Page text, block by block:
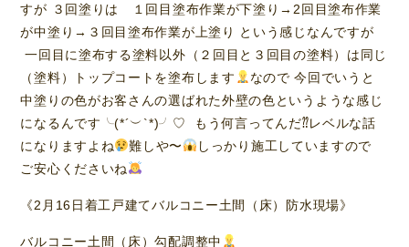
すが ３回塗りは １回目塗布作業が下塗り→2回目塗布作業
が中塗り→３回目塗布作業が上塗り という感じなんですが
一回目に塗布する塗料以外（２回目と３回目の塗料）は同じ
（塗料）トップコートを塗布します
なので 今回でいうと
中塗りの色がお客さんの選ばれた外壁の色というような感じ
になるんです╰(*´︶`*)╯♡ もう何言ってんだ⁇レベルな話
になりますよね
難しや〜
しっかり施工していますので
ご安心くださいね
《2月16日着工戸建てバルコニー土間（床）防水現場》
バルコニー土間（床）勾配調整中